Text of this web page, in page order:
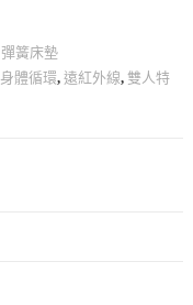
彈簧床墊
身體循環,遠紅外線,雙人特